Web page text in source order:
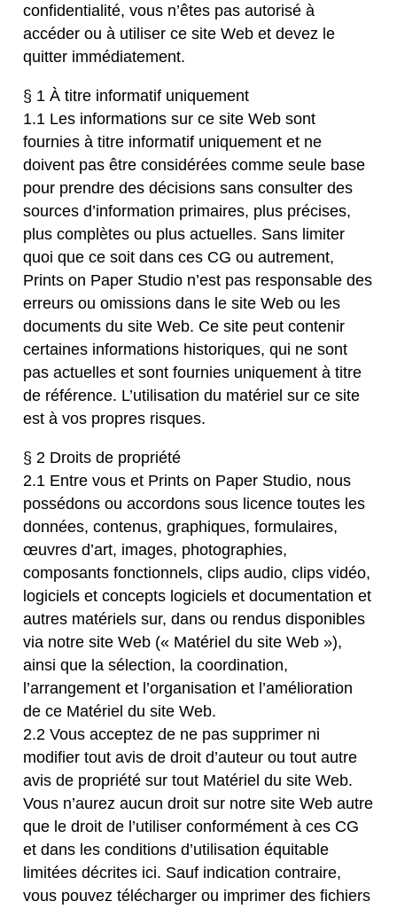
confidentialité, vous n’êtes pas autorisé à
accéder ou à utiliser ce site Web et devez le
quitter immédiatement.
§ 1 À titre informatif uniquement
1.1 Les informations sur ce site Web sont
fournies à titre informatif uniquement et ne
doivent pas être considérées comme seule base
pour prendre des décisions sans consulter des
sources d’information primaires, plus précises,
plus complètes ou plus actuelles. Sans limiter
quoi que ce soit dans ces CG ou autrement,
Prints on Paper Studio n’est pas responsable des
erreurs ou omissions dans le site Web ou les
documents du site Web. Ce site peut contenir
certaines informations historiques, qui ne sont
pas actuelles et sont fournies uniquement à titre
de référence. L’utilisation du matériel sur ce site
est à vos propres risques.
§ 2 Droits de propriété
2.1 Entre vous et Prints on Paper Studio, nous
possédons ou accordons sous licence toutes les
données, contenus, graphiques, formulaires,
œuvres d’art, images, photographies,
composants fonctionnels, clips audio, clips vidéo,
logiciels et concepts logiciels et documentation et
autres matériels sur, dans ou rendus disponibles
via notre site Web (« Matériel du site Web »),
ainsi que la sélection, la coordination,
l’arrangement et l’organisation et l’amélioration
de ce Matériel du site Web.
2.2 Vous acceptez de ne pas supprimer ni
modifier tout avis de droit d’auteur ou tout autre
avis de propriété sur tout Matériel du site Web.
Vous n’aurez aucun droit sur notre site Web autre
que le droit de l’utiliser conformément à ces CG
et dans les conditions d’utilisation équitable
limitées décrites ici. Sauf indication contraire,
vous pouvez télécharger ou imprimer des fichiers